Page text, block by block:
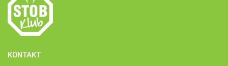
KONTAKT